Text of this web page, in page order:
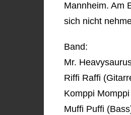
Mannheim. Am
sich nicht
Band:
Mr.
Riffi Raffi
Komppi
Muffi Puffi